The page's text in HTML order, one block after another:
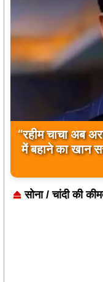
“रहीम चाचा अब
में बहाने का खान
सोना / चांदी की